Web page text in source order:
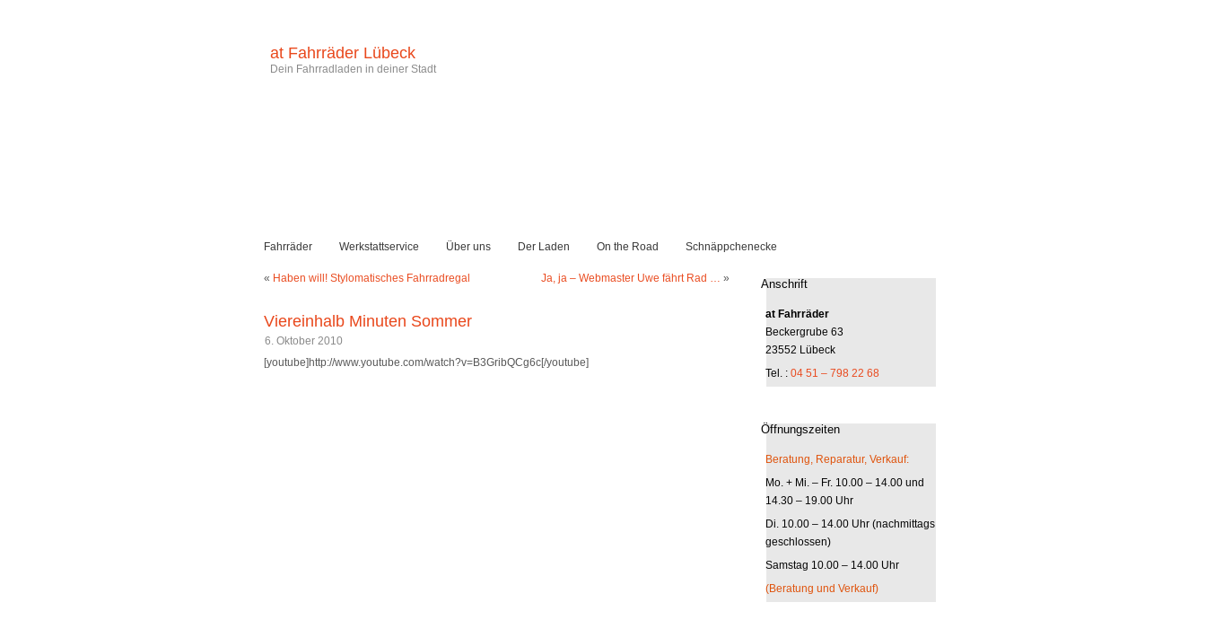
at Fahrräder Lübeck
Dein Fahrradladen in deiner Stadt
Fahrräder Werkstattservice Über uns Der Laden On the Road Schnäppchenecke
« Haben will! Stylomatisches Fahrradregal Ja, ja – Webmaster Uwe fährt Rad … »
Viereinhalb Minuten Sommer
6. Oktober 2010
[youtube]http://www.youtube.com/watch?v=B3GribQCg6c[/youtube]
Anschrift
at Fahrräder
Beckergrube 63
23552 Lübeck
Tel. : 04 51 – 798 22 68
Öffnungszeiten
Beratung, Reparatur, Verkauf:
Mo. + Mi. – Fr. 10.00 – 14.00 und
14.30 – 19.00 Uhr
Di. 10.00 – 14.00 Uhr (nachmittags
geschlossen)
Samstag 10.00 – 14.00 Uhr
(Beratung und Verkauf)